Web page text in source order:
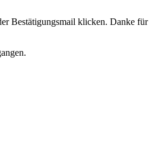
Bestätigungsmail klicken. Danke für